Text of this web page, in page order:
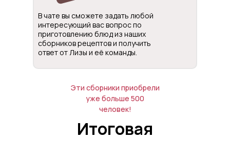
Эти сборники приобрели
уже больше 500
человек!
Итоговая
В чате вы сможете задать любой
интересующий вас вопрос по
приготовлению блюд из наших
сборников рецептов и получить
ответ от Лизы и её команды.